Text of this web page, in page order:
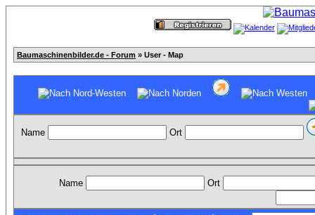
Baumaschinenbilder.de - Forum » User - Map
Name Ort
Name Ort